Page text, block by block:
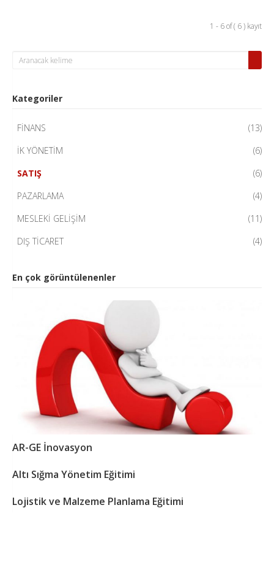
1 - 6 of ( 6 ) kayıt
Kategoriler
FİNANS
(13)
İK YÖNETİM
(6)
SATIŞ
(6)
PAZARLAMA
(4)
MESLEKİ GELİŞİM
(11)
DIŞ TİCARET
(4)
En çok görüntülenenler
AR-GE İnovasyon
Altı Sığma Yönetim Eğitimi
Lojistik ve Malzeme Planlama Eğitimi